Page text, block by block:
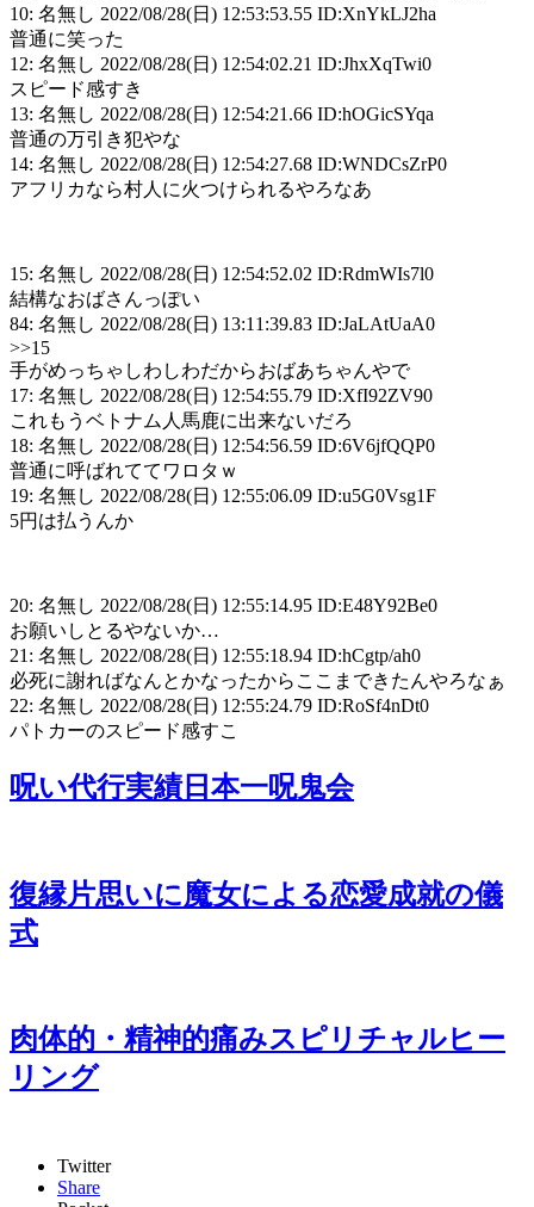
10: 名無し 2022/08/28(日) 12:53:53.55 ID:XnYkLJ2ha
普通に笑った
12: 名無し 2022/08/28(日) 12:54:02.21 ID:JhxXqTwi0
スピード感すき
13: 名無し 2022/08/28(日) 12:54:21.66 ID:hOGicSYqa
普通の万引き犯やな
14: 名無し 2022/08/28(日) 12:54:27.68 ID:WNDCsZrP0
アフリカなら村人に火つけられるやろなあ
15: 名無し 2022/08/28(日) 12:54:52.02 ID:RdmWIs7l0
結構なおばさんっぽい
84: 名無し 2022/08/28(日) 13:11:39.83 ID:JaLAtUaA0
>>15
手がめっちゃしわしわだからおばあちゃんやで
17: 名無し 2022/08/28(日) 12:54:55.79 ID:XfI92ZV90
これもうベトナム人馬鹿に出来ないだろ
18: 名無し 2022/08/28(日) 12:54:56.59 ID:6V6jfQQP0
普通に呼ばれててワロタｗ
19: 名無し 2022/08/28(日) 12:55:06.09 ID:u5G0Vsg1F
5円は払うんか
20: 名無し 2022/08/28(日) 12:55:14.95 ID:E48Y92Be0
お願いしとるやないか…
21: 名無し 2022/08/28(日) 12:55:18.94 ID:hCgtp/ah0
必死に謝ればなんとかなったからここまできたんやろなぁ
22: 名無し 2022/08/28(日) 12:55:24.79 ID:RoSf4nDt0
パトカーのスピード感すこ
呪い代行実績日本一呪鬼会
復縁片思いに魔女による恋愛成就の儀
式
肉体的・精神的痛みスピリチャルヒー
リング
Twitter
Share